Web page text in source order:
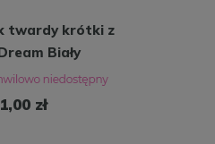
twardy krótki z
Biały
zł